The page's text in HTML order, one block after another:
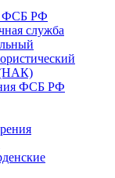
ФСБ РФ
служба
(НАК)
ФСБ РФ